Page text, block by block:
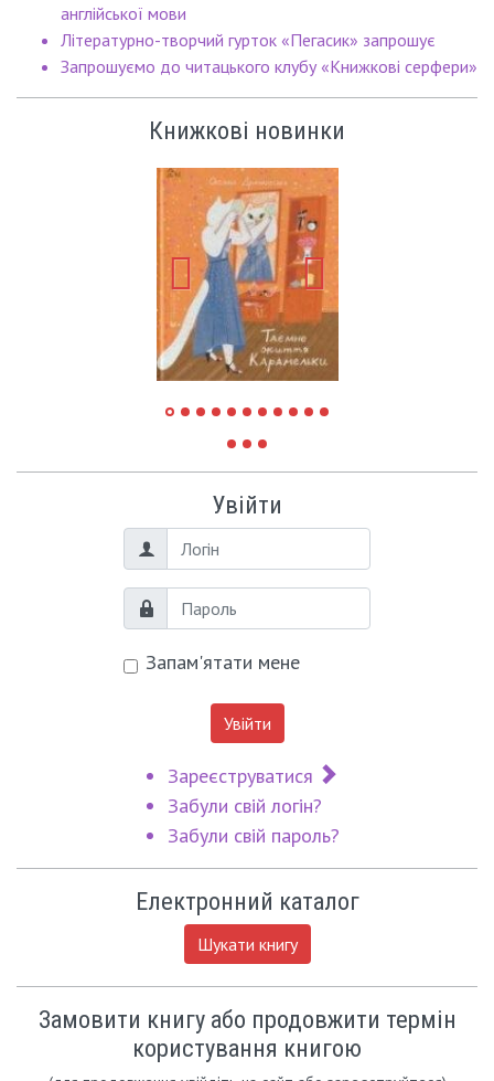
англійської мови
Літературно-творчий гурток «Пегасик» запрошує
Запрошуємо до читацького клубу «Книжкові серфери»
Книжкові новинки
Увійти
Логін
Пароль
Запам'ятати мене
Увійти
Зареєструватися
Забули свій логін?
Забули свій пароль?
Електронний каталог
Шукати книгу
Замовити книгу або продовжити термін
користування книгою